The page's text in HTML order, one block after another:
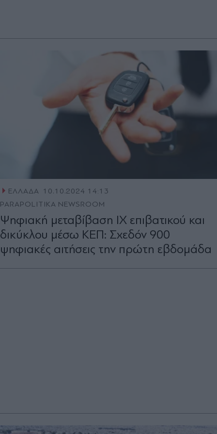
ΕΛΛΑΔΑ 10.10.2024 14:13
PARAPOLITIKA NEWSROOM
Ψηφιακή μεταβίβαση ΙΧ επιβατικού και
δικύκλου μέσω ΚΕΠ: Σχεδόν 900
ψηφιακές αιτήσεις την πρώτη εβδομάδα